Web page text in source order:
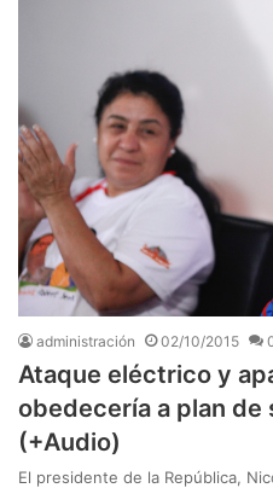
administración 02/10/2015
Ataque eléctrico y
obedecería a plan
(+Audio)
El presidente de la República,